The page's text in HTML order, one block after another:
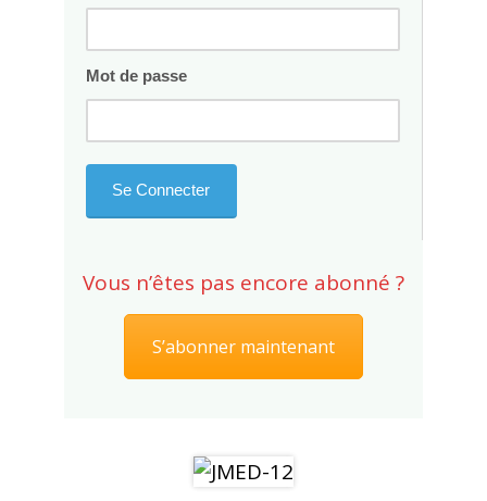
Mot de passe
Vous n’êtes pas encore abonné ?
S’abonner maintenant